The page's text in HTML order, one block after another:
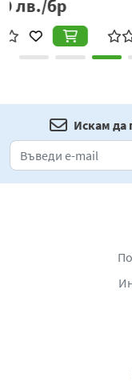
8.00
Искам да